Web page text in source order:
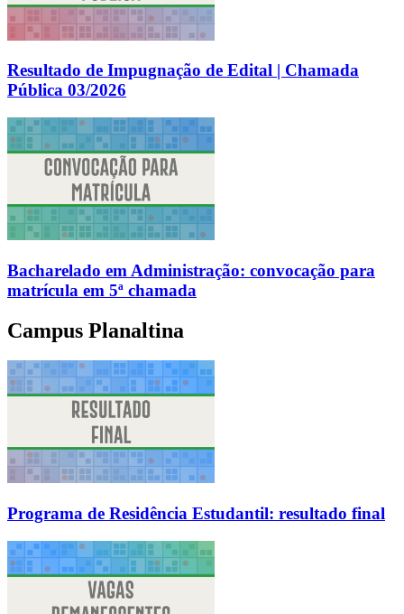
Resultado de Impugnação de Edital | Chamada
Pública 03/2026
Bacharelado em Administração: convocação para
matrícula em 5ª chamada
Campus Planaltina
Programa de Residência Estudantil: resultado final